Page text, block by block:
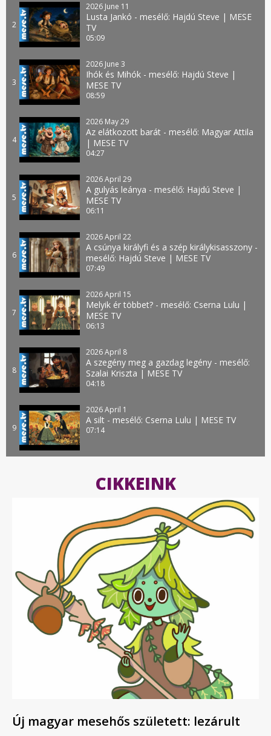
2
2026 June 11
Lusta Jankó - mesélő: Hajdú Steve | MESE
TV
05:09
3
2026 June 3
Ihók és Mihók - mesélő: Hajdú Steve |
MESE TV
08:59
4
2026 May 29
Az elátkozott barát - mesélő: Magyar Attila
| MESE TV
04:27
5
2026 April 29
A gulyás leánya - mesélő: Hajdú Steve |
MESE TV
06:11
6
2026 April 22
A csúnya királyfi és a szép királykisasszony -
mesélő: Hajdú Steve | MESE TV
07:49
7
2026 April 15
Melyik ér többet? - mesélő: Cserna Lulu |
MESE TV
06:13
8
2026 April 8
A szegény meg a gazdag legény - mesélő:
Szalai Kriszta | MESE TV
04:18
9
2026 April 1
A silt - mesélő: Cserna Lulu | MESE TV
07:14
CIKKEINK
Új magyar mesehős született: lezárult